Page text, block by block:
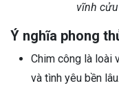
vĩnh
Ý nghĩa phong
Chim công là loài
và tình yêu bền